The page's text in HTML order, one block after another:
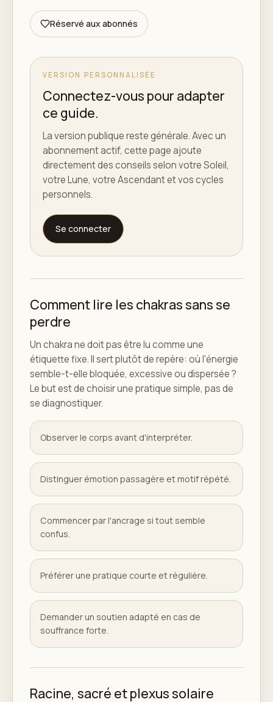
Réservé aux abonnés
VERSION PERSONNALISÉE
Connectez-vous pour adapter
ce guide.
La version publique reste générale. Avec un
abonnement actif, cette page ajoute
directement des conseils selon votre Soleil,
votre Lune, votre Ascendant et vos cycles
personnels.
Se connecter
Comment lire les chakras sans se
perdre
Un chakra ne doit pas être lu comme une
étiquette fixe. Il sert plutôt de repère: où l'énergie
semble-t-elle bloquée, excessive ou dispersée ?
Le but est de choisir une pratique simple, pas de
se diagnostiquer.
Observer le corps avant d'interpréter.
Distinguer émotion passagère et motif répété.
Commencer par l'ancrage si tout semble
confus.
Préférer une pratique courte et régulière.
Demander un soutien adapté en cas de
souffrance forte.
Racine, sacré et plexus solaire